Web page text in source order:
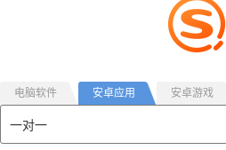
电脑软件 安卓应用 安卓游戏